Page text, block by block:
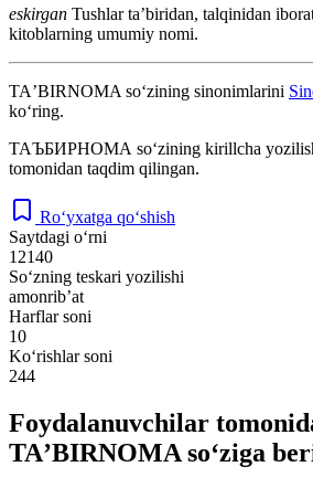
eskirgan Tushlar taʼbiridan, talqinidan
kitoblarning umumiy nomi.
TAʼBIRNOMA so‘zining sinonimlarini
ko‘ring.
ТАЪБИРНОМА so‘zining kirillcha
tomonidan taqdim qilingan.
Ro‘yxatga qo‘shish
Saytdagi o‘rni
12140
So‘zning teskari yozilishi
amonribʼat
Harflar soni
10
Ko‘rishlar soni
244
Foydalanuvchilar
TAʼBIRNOMA so‘ziga